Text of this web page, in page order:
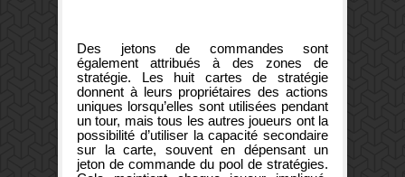
Des jetons de commandes sont
également attribués à des zones de
stratégie. Les huit cartes de stratégie
donnent à leurs propriétaires des actions
uniques lorsqu’elles sont utilisées pendant
un tour, mais tous les autres joueurs ont la
possibilité d’utiliser la capacité secondaire
sur la carte, souvent en dépensant un
jeton de commande du pool de stratégies.